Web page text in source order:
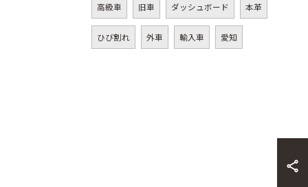
高級車 旧車 ダッシュボード 本革
ひび割れ 外車 輸入車 愛知